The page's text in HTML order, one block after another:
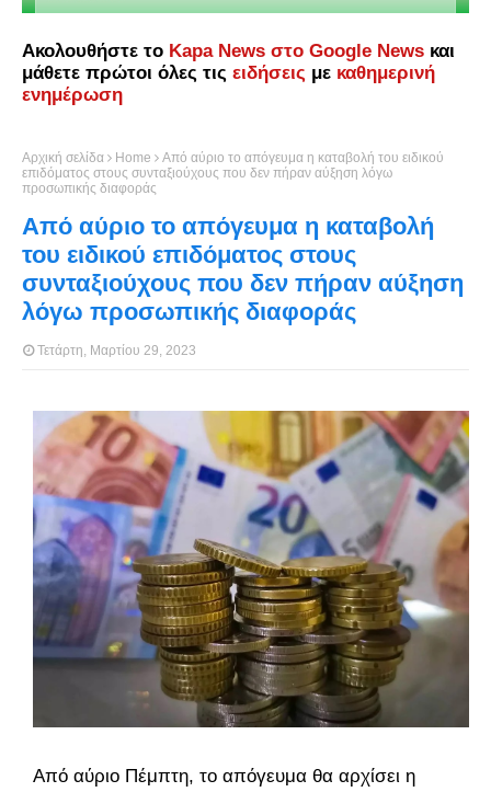
Ακολουθήστε το Kapa News στο Google News και
μάθετε πρώτοι όλες τις ειδήσεις με καθημερινή
ενημέρωση
Αρχική σελίδα Home
Από αύριο το απόγευμα η καταβολή του ειδικού
επιδόματος στους συνταξιούχους που δεν πήραν αύξηση λόγω
προσωπικής διαφοράς
Από αύριο το απόγευμα η καταβολή
του ειδικού επιδόματος στους
συνταξιούχους που δεν πήραν αύξηση
λόγω προσωπικής διαφοράς
Τετάρτη, Μαρτίου 29, 2023
Από αύριο Πέμπτη, το απόγευμα θα αρχίσει η